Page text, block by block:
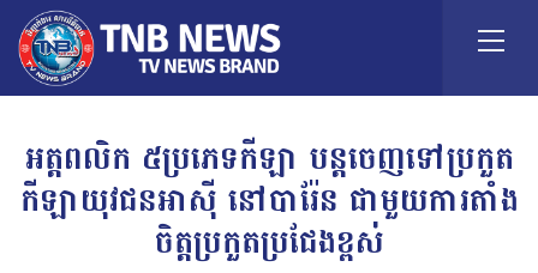
អត្តពលិក ៥ប្រភេទកីឡា បន្ដចេញទៅប្រកួត
កីឡាយុវជនអាស៊ី នៅបារ៉ែន ជាមួយការតាំង
ចិត្ដប្រកួតប្រជែងខ្ពស់